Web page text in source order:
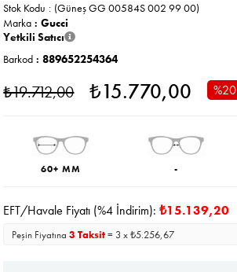
(Güneş GG 00584S 002 99 00)
Stok Kodu
Marka : Gucci
Yetkili Satıcı
Barkod : 889652254364
₺19.712,00 ₺15.770,00 %20
60+ MM -
EFT/Havale Fiyatı (%4 İndirim):₺15.139,20
Peşin Fiyatına3 Taksit= 3 x ₺5.256,67